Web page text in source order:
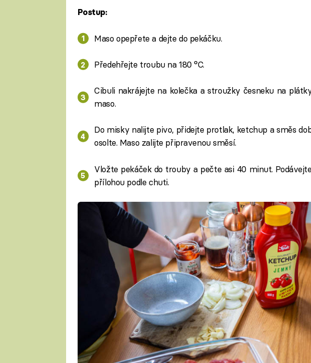
Postup:
Maso opepřete a dejte do pekáčku.
Předehřejte troubu na 180 °C.
Cibuli nakrájejte na kolečka a stroužky česneku na
maso.
Do misky nalijte pivo, přidejte protlak, ketchup a směs
osolte. Maso zalijte připravenou směsí.
Vložte pekáček do trouby a pečte asi 40 minut.
přílohou podle chuti.